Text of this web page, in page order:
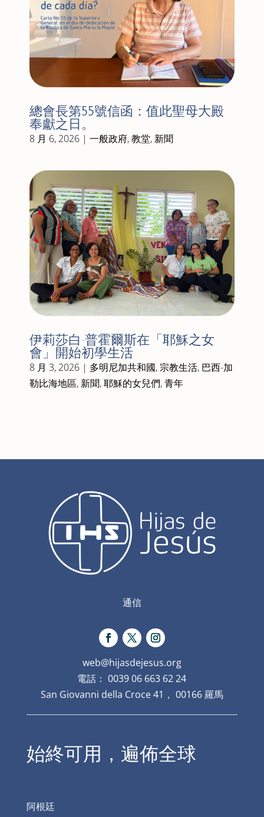
總會長第55號信函：值此聖母大殿
奉獻之日。
8 月 6, 2026| 一般政府,教堂, 新聞
伊莉莎白·普霍爾斯在「耶穌之女
會」開始初學生活
8 月 3, 2026| 多明尼加共和國,宗教生活, 巴西-加
勒比海地區, 新聞,耶穌的女兒們,青年
通信
web@hijasdejesus.org
電話： 0039 06 663 62 24
San Giovanni della Croce 41， 00166 羅馬
始終可用，遍佈全球
阿根廷